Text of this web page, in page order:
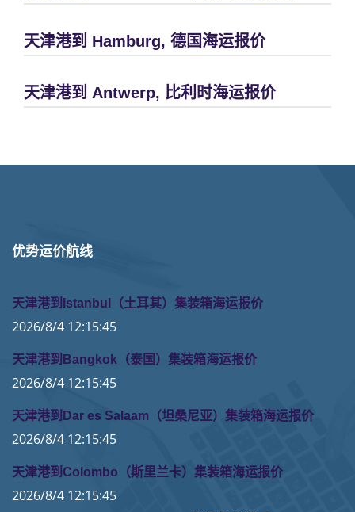
天津港到 Hamburg, 德国海运报价
天津港到 Antwerp, 比利时海运报价
优势运价航线
天津港到Istanbul（土耳其）集装箱海运报价
2026/8/4 12:15:45
天津港到Bangkok（泰国）集装箱海运报价
2026/8/4 12:15:45
天津港到Dar es Salaam（坦桑尼亚）集装箱海运报价
2026/8/4 12:15:45
天津港到Colombo（斯里兰卡）集装箱海运报价
2026/8/4 12:15:45